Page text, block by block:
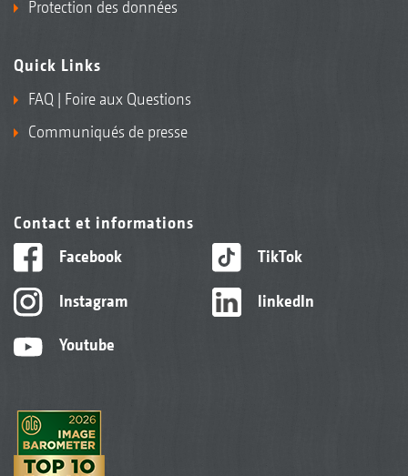
Protection des données
Quick Links
FAQ | Foire aux Questions
Communiqués de presse
Contact et informations
Facebook
Instagram
Youtube
TikTok
linkedIn